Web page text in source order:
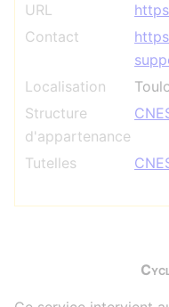
URL
Contact
Localisation
Structure
d'appartenance
Tutelles